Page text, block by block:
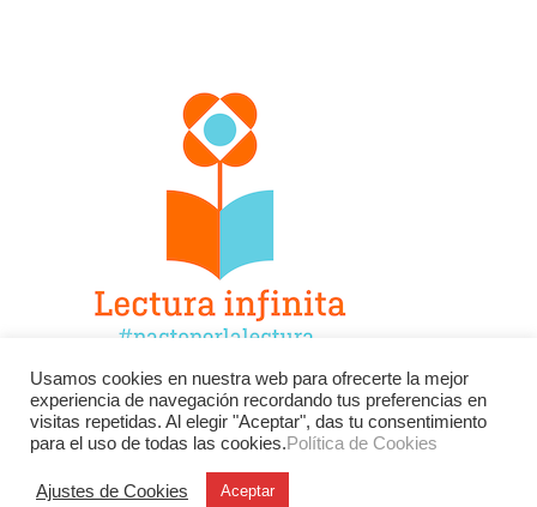
Facebook Twitter
Instagram
YouTube
LinkedIn Contacto
Usamos cookies en nuestra web para ofrecerte la mejor
experiencia de navegación recordando tus preferencias en
visitas repetidas. Al elegir "Aceptar", das tu consentimiento
para el uso de todas las cookies.Política de Cookies
Ajustes de Cookies Aceptar